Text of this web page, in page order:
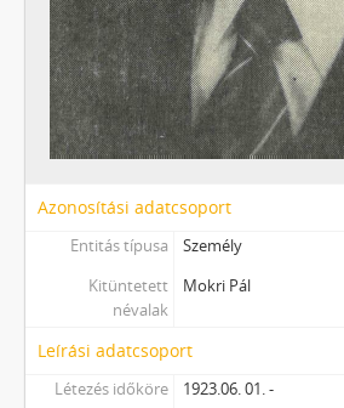
Azonosítási adatcsoport
Entitás típusa
Személy
Kitüntetett
névalak
Mokri Pál
Leírási adatcsoport
Létezés időköre
1923.06. 01. -